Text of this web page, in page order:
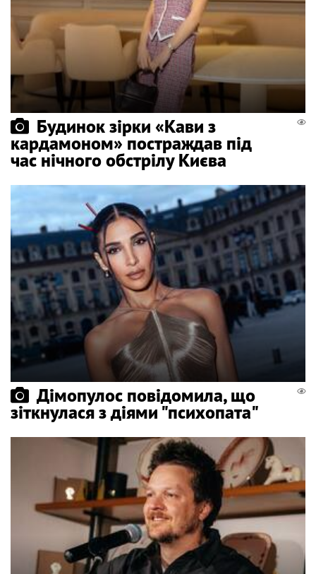
Будинок зірки «Кави з
кардамоном» постраждав під
час нічного обстрілу Києва
Дімопулос повідомила, що
зіткнулася з діями "психопата"